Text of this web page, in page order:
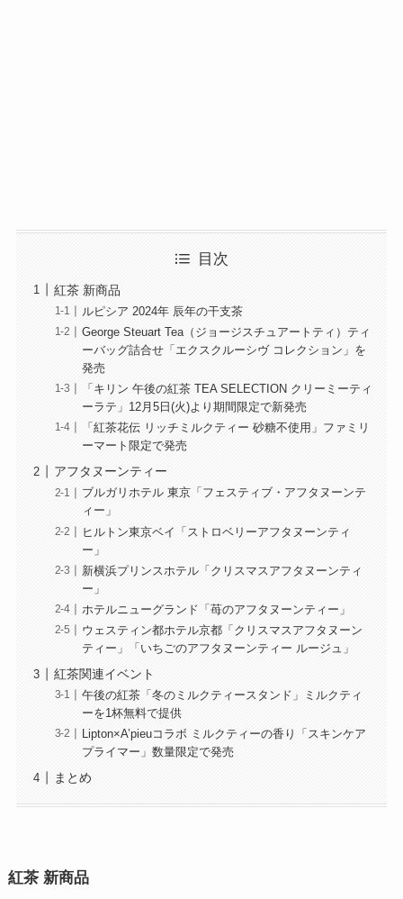
目次
紅茶 新商品
ルピシア 2024年 辰年の干支茶
George Steuart Tea（ジョージスチュアートティ）ティ
ーバッグ詰合せ「エクスクルーシヴ コレクション」を
発売
「キリン 午後の紅茶 TEA SELECTION クリーミーティ
ーラテ」12月5日(火)より期間限定で新発売
「紅茶花伝 リッチミルクティー 砂糖不使用」ファミリ
ーマート限定で発売
アフタヌーンティー
ブルガリホテル 東京「フェスティブ・アフタヌーンテ
ィー」
ヒルトン東京ベイ「ストロベリーアフタヌーンティ
ー」
新横浜プリンスホテル「クリスマスアフタヌーンティ
ー」
ホテルニューグランド「苺のアフタヌーンティー」
ウェスティン都ホテル京都「クリスマスアフタヌーン
ティー」「いちごのアフタヌーンティー ルージュ」
紅茶関連イベント
午後の紅茶「冬のミルクティースタンド」ミルクティ
ーを1杯無料で提供
Lipton×A’pieuコラボ ミルクティーの香り「スキンケア
プライマー」数量限定で発売
まとめ
紅茶 新商品